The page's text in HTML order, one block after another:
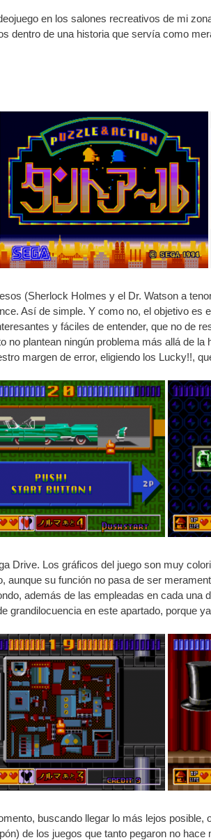
en los salones recreativos de mi
dentro de una historia que servía como
(Sherlock Holmes y el Dr. Watson a
Así de simple. Y como no, el objetivo
y fáciles de entender, que no de
plantean ningún problema más allá de
margen de error, eligiendo los Lucky!!,
Drive. Los gráficos del juego son muy
su función no pasa de ser
además de las empleadas en cada
grandilocuencia en este apartado, porque
buscando llegar lo más lejos
de los juegos que tanto pegaron no